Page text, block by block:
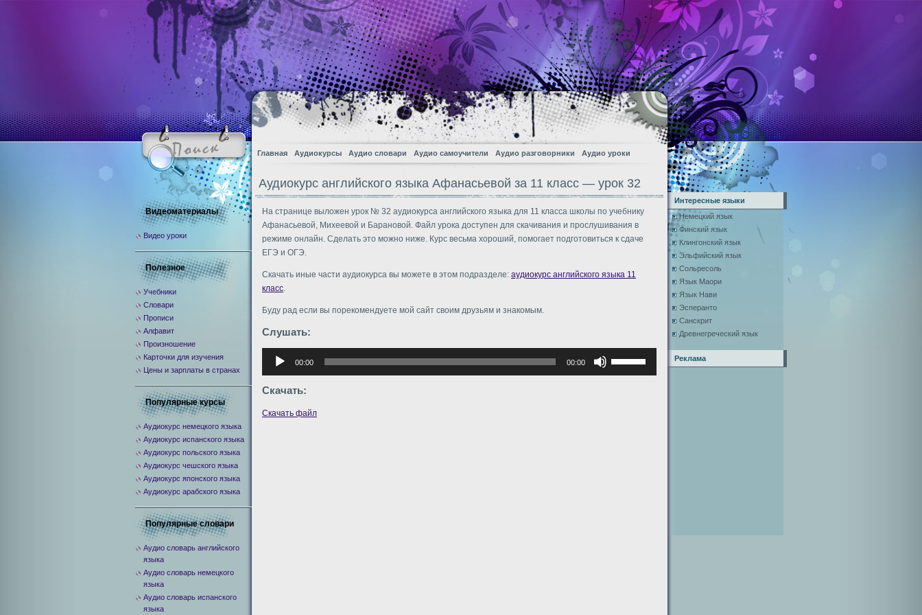
Главная Аудиокурсы Аудио словари Аудио самоучители Аудио разговорники Аудио уроки
Аудиокурс английского языка Афанасьевой за 11 класс — урок 32
На странице выложен урок № 32 аудиокурса английского языка для 11 класса школы по учебнику
Афанасьевой, Михеевой и Барановой. Файл урока доступен для скачивания и прослушивания в
режиме онлайн. Сделать это можно ниже. Курс весьма хороший, помогает подготовиться к сдаче
ЕГЭ и ОГЭ.
Скачать иные части аудиокурса вы можете в этом подразделе: аудиокурс английского языка 11
класс.
Буду рад если вы порекомендуете мой сайт своим друзьям и знакомым.
Слушать:
Аудиоплеер
00:00 00:00
клавиши
Скачать:
Скачать файл
Видеоматериалы
Видео уроки
Полезное
Учебники
Словари
Прописи
Алфавит
Произношение
Карточки для изучения
Цены и зарплаты в странах
Популярные курсы
Аудиокурс немецкого языка
Аудиокурс испанского языка
Аудиокурс польского языка
Аудиокурс чешского языка
Аудиокурс японского языка
Аудиокурс арабского языка
Популярные словари
Аудио словарь английского
языка
Аудио словарь немецкого
языка
Аудио словарь испанского
языка
Интересные языки
Немецкий язык
Финский язык
Клингонский язык
Эльфийский язык
Сольресоль
Язык Маори
Язык Нави
Эсперанто
Санскрит
Древнегреческий язык
Реклама